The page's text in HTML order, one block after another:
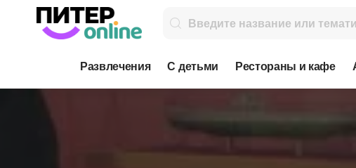
Развлечения С детьми Рестораны и кафе